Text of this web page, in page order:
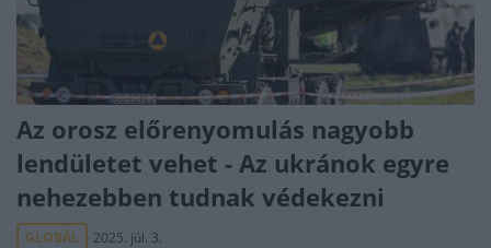
Az orosz előrenyomulás nagyobb
lendületet vehet - Az ukránok egyre
nehezebben tudnak védekezni
GLOBÁL 2025. júl. 3.